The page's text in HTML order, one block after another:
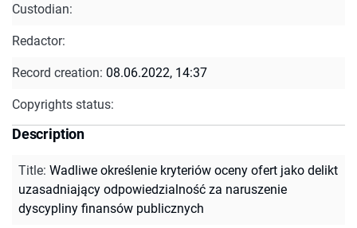
Custodian:
Redactor:
Record creation: 08.06.2022, 14:37
Copyrights status:
Description
Title: Wadliwe określenie kryteriów oceny ofert jako delikt
uzasadniający odpowiedzialność za naruszenie
dyscypliny finansów publicznych